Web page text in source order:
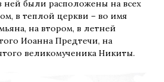
ней были расположены на всех
в теплой церкви – во имя
на втором, в летней
Иоанна Предтечи, на
великомученика Никиты.